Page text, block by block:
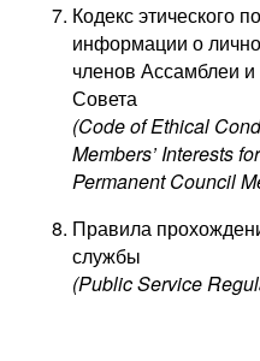
Кодекс этического
информации о
членов Ассамблеи
Совета
(Code of Ethical
Members’ Interests
Permanent Council
Правила
службы
(Public Service